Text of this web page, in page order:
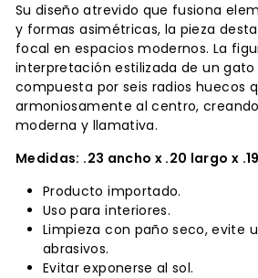
Su diseño atrevido que fusiona
y formas asimétricas, la pieza
focal en espacios modernos. La
interpretación estilizada de un
compuesta por seis radios huecos
armoniosamente al centro,
moderna y llamativa.
Medidas: .23 ancho x .20 largo x
Producto importado.
Uso para interiores.
Limpieza con paño seco,evite
abrasivos.
Evitar exponerse al sol.